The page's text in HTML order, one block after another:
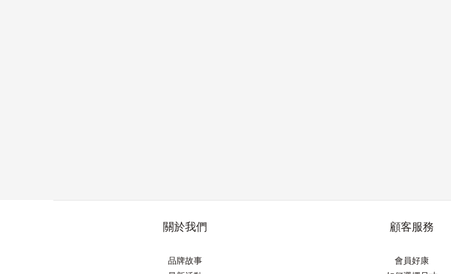
關於我們
品牌故事
顧客服務
會員好康